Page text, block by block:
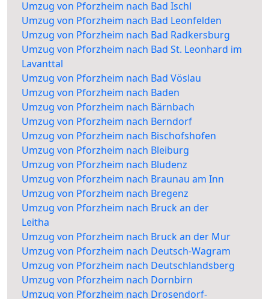
Umzug von Pforzheim nach Bad Ischl
Umzug von Pforzheim nach Bad Leonfelden
Umzug von Pforzheim nach Bad Radkersburg
Umzug von Pforzheim nach Bad St. Leonhard im
Lavanttal
Umzug von Pforzheim nach Bad Vöslau
Umzug von Pforzheim nach Baden
Umzug von Pforzheim nach Bärnbach
Umzug von Pforzheim nach Berndorf
Umzug von Pforzheim nach Bischofshofen
Umzug von Pforzheim nach Bleiburg
Umzug von Pforzheim nach Bludenz
Umzug von Pforzheim nach Braunau am Inn
Umzug von Pforzheim nach Bregenz
Umzug von Pforzheim nach Bruck an der
Leitha
Umzug von Pforzheim nach Bruck an der Mur
Umzug von Pforzheim nach Deutsch-Wagram
Umzug von Pforzheim nach Deutschlandsberg
Umzug von Pforzheim nach Dornbirn
Umzug von Pforzheim nach Drosendorf-